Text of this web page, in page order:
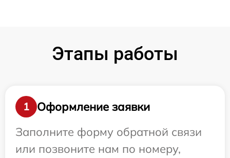
Этапы работы
1
Оформление заявки
Заполните форму обратной связи
или позвоните нам по номеру,